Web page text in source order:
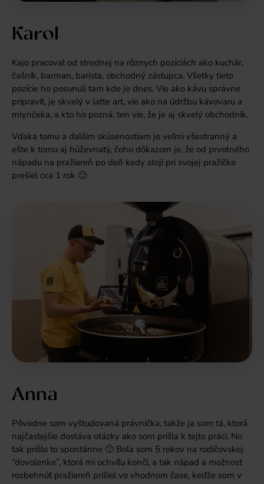
Karol
Kajo pracoval od strednej na rôznych pozíciách ako kuchár,
čašník, barman, barista, obchodný zástupca. Všetky tieto
pozície ho posunuli tam kde je dnes. Vie ako kávu správne
pripraviť, je skvelý v latte art, vie ako na údržbu kávovaru a
mlynčeka, a kto ho pozná, ten vie, že je aj skvelý obchodník.
Vďaka tomu a ďalším skúsenostiam je veľmi všestranný a
ešte k tomu aj húževnatý, čoho dôkazom je, že od prvotného
nápadu na pražiareň po deň kedy stojí pri svojej pražičke
prešiel cca 1 rok 🙂
Anna
Pôvodne som vyštudovaná právnička, takže ja som tá, ktorá
najčastejšie dostáva otázky ako som prišla k tejto práci. No
tak prišlo to spontánne 🙂 Bola som 5 rokov na rodičovskej
“dovolenke”, ktorá mi ochvíľu končí, a tak nápad a možnosť
rozbehnúť pražiareň prišiel vo vhodnom čase, keďže som v